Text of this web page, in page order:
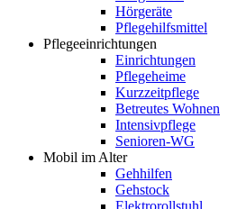
Hörgeräte
Pflegehilfsmittel
Pflegeeinrichtungen
Einrichtungen
Pflegeheime
Kurzzeitpflege
Betreutes Wohnen
Intensivpflege
Senioren-WG
Mobil im Alter
Gehhilfen
Gehstock
Elektrorollstuhl